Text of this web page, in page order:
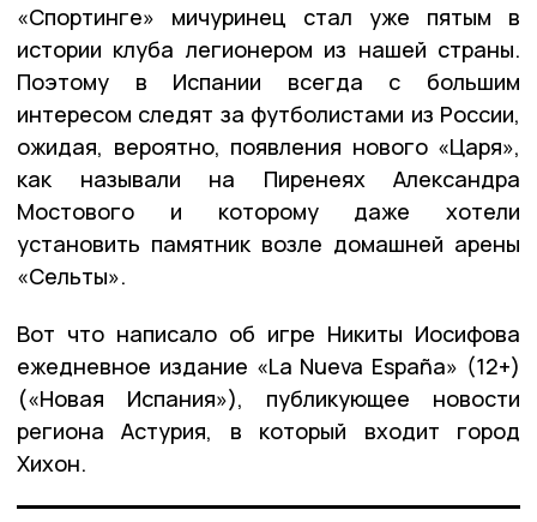
«Спортинге» мичуринец стал уже пятым в
истории клуба легионером из нашей страны.
Поэтому в Испании всегда с большим
интересом следят за футболистами из России,
ожидая, вероятно, появления нового «Царя»,
как называли на Пиренеях Александра
Мостового и которому даже хотели
установить памятник возле домашней арены
«Сельты».
Вот что написало об игре Никиты Иосифова
ежедневное издание «La Nueva España» (12+)
(«Новая Испания»), публикующее новости
региона Астурия, в который входит город
Хихон.